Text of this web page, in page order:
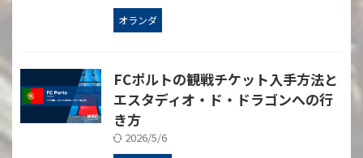
オランダ
FCポルトの観戦チケット入手方法と
エスタディオ・ド・ドラゴンへの行
き方
2026/5/6